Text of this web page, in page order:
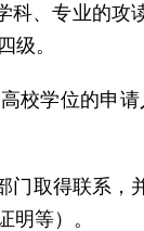
科、专业的
级。
校学位的申
门取得联系
明等）。